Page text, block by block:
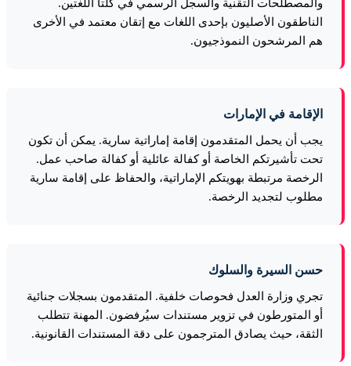
والمصطلحات التقنية والسجل الرسمي في كلتا اللغتين.
الناطقون الأصليون بإحدى اللغات مع إتقان معتمد في الأخرى
هم المرشحون النموذجيون.
الإقامة في الإمارات
يجب أن يحمل المتقدمون إقامة إماراتية سارية. يمكن أن تكون
تحت تأشيرتكم الخاصة أو كفالة عائلية أو كفالة صاحب عمل.
الرخصة مرتبطة بهويتكم الإماراتية، والحفاظ على إقامة سارية
مطلوب لتجديد الرخصة.
حسن السيرة والسلوك
تجري وزارة العدل فحوصات خلفية. المتقدمون بسجلات جنائية
أو المتورطون في تزوير مستندات سيُرفضون. المهنة تتطلب
الثقة، حيث يصادق المترجمون على دقة المستندات القانونية.